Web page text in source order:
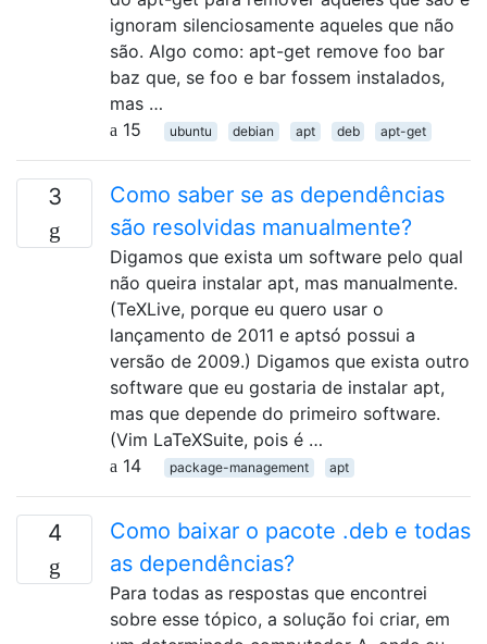
ignoram silenciosamente aqueles que não
são. Algo como: apt-get remove foo bar
baz que, se foo e bar fossem instalados,
mas …
15
ubuntu debian apt deb apt-get
3
Como saber se as dependências
são resolvidas manualmente?
Digamos que exista um software pelo qual
não queira instalar apt, mas manualmente.
(TeXLive, porque eu quero usar o
lançamento de 2011 e aptsó possui a
versão de 2009.) Digamos que exista outro
software que eu gostaria de instalar apt,
mas que depende do primeiro software.
(Vim LaTeXSuite, pois é …
14
package-management apt
4
Como baixar o pacote .deb e todas
as dependências?
Para todas as respostas que encontrei
sobre esse tópico, a solução foi criar, em